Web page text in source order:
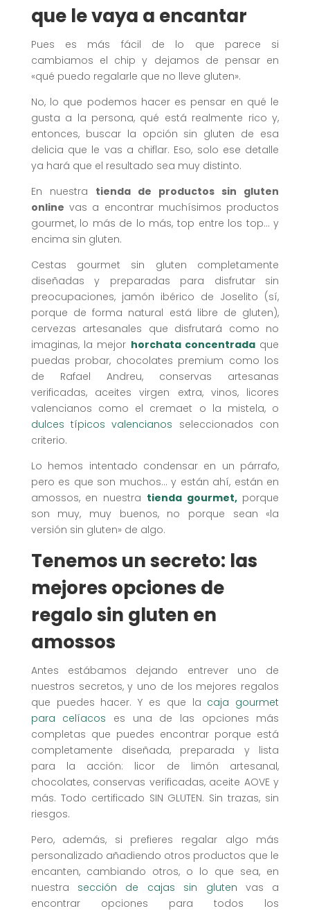
que le vaya a encantar
Pues es más fácil de lo que parece si
cambiamos el chip y dejamos de pensar en
«qué puedo regalarle que no lleve gluten».
No, lo que podemos hacer es pensar en qué le
gusta a la persona, qué está realmente rico y,
entonces, buscar la opción sin gluten de esa
delicia que le vas a chiflar. Eso, solo ese detalle
ya hará que el resultado sea muy distinto.
En nuestra tienda de productos sin gluten
online vas a encontrar muchísimos productos
gourmet, lo más de lo más, top entre los top… y
encima sin gluten.
Cestas gourmet sin gluten completamente
diseñadas y preparadas para disfrutar sin
preocupaciones, jamón ibérico de Joselito (sí,
porque de forma natural está libre de gluten),
cervezas artesanales que disfrutará como no
imaginas, la mejor horchata concentradaque
puedas probar, chocolates premium como los
de Rafael Andreu, conservas artesanas
verificadas, aceites virgen extra, vinos, licores
valencianos como el cremaet o la mistela, o
dulces típicos valencianos seleccionados con
criterio.
Lo hemos intentado condensar en un párrafo,
pero es que son muchos… y están ahí, están en
amossos, en nuestra tienda gourmet,porque
son muy, muy buenos, no porque sean «la
versión sin gluten» de algo.
Tenemos un secreto: las
mejores opciones de
regalo sin gluten en
amossos
Antes estábamos dejando entrever uno de
nuestros secretos, y uno de los mejores regalos
que puedes hacer. Y es que la caja gourmet
para celíacos es una de las opciones más
completas que puedes encontrar porque está
completamente diseñada, preparada y lista
para la acción: licor de limón artesanal,
chocolates, conservas verificadas, aceite AOVE y
más. Todo certificado SIN GLUTEN. Sin trazas, sin
riesgos.
Pero, además, si prefieres regalar algo más
personalizado añadiendo otros productos que le
encanten, cambiando otros, o lo que sea, en
nuestra sección de cajas sin gluten vas a
encontrar opciones para todos los